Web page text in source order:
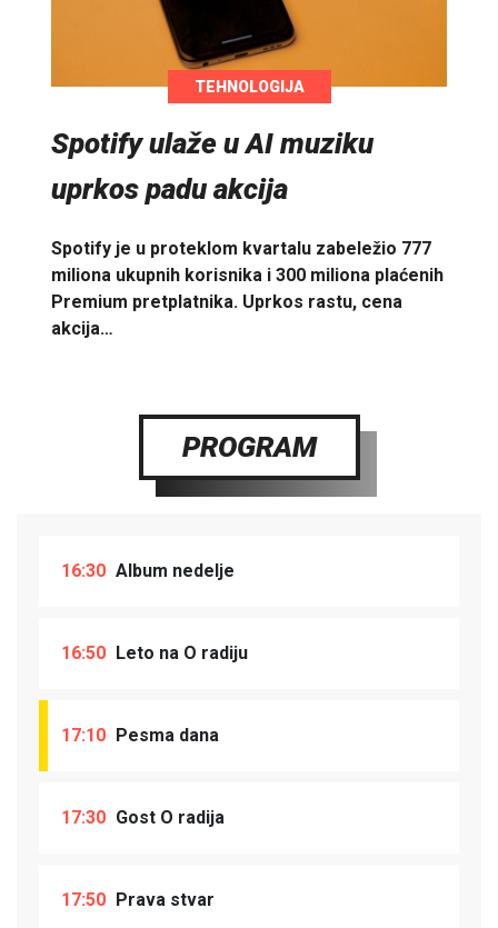
TEHNOLOGIJA
Spotify ulaže u AI muziku
uprkos padu akcija
Spotify je u proteklom kvartalu zabeležio 777
miliona ukupnih korisnika i 300 miliona plaćenih
Premium pretplatnika. Uprkos rastu, cena
akcija…
PROGRAM
16:30 Album nedelje
16:50 Leto na O radiju
17:10 Pesma dana
17:30 Gost O radija
17:50 Prava stvar